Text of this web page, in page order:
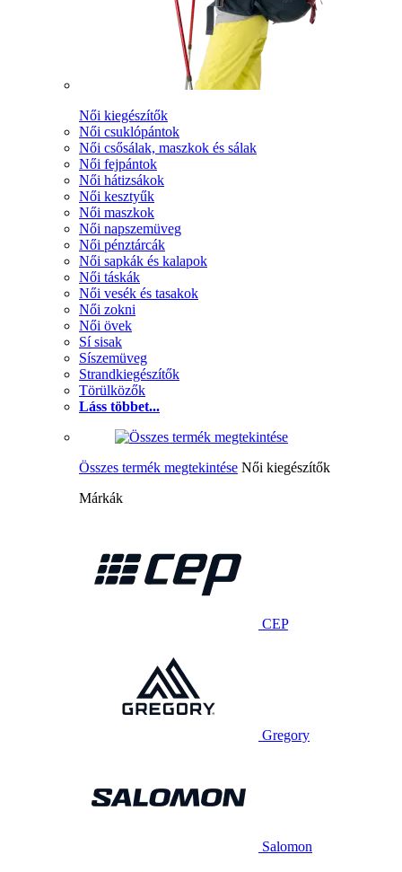
Női kiegészítők
Női csuklópántok
Női csősálak, maszkok és sálak
Női fejpántok
Női hátizsákok
Női kesztyűk
Női maszkok
Női napszemüveg
Női pénztárcák
Női sapkák és kalapok
Női táskák
Női vesék és tasakok
Női zokni
Női övek
Sí sisak
Síszemüveg
Strandkiegészítők
Törülközők
Láss többet...
Összes termék megtekintése Női kiegészítők
Márkák
CEP
Gregory
Salomon